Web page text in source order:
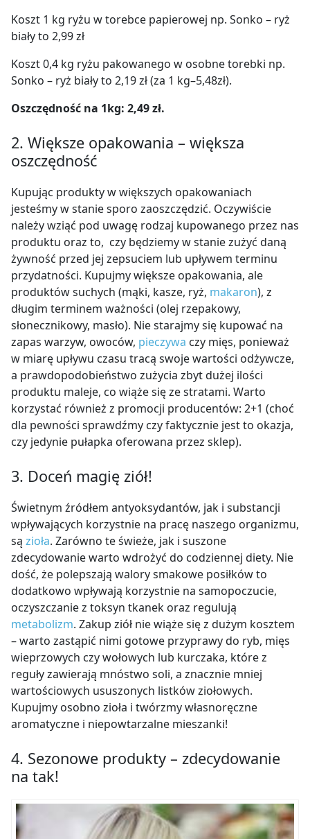
Koszt 1 kg ryżu w torebce papierowej np. Sonko – ryż
biały to 2,99 zł
Koszt 0,4 kg ryżu pakowanego w osobne torebki np.
Sonko – ryż biały to 2,19 zł (za 1 kg–5,48zł).
Oszczędność na 1kg: 2,49 zł.
2. Większe opakowania – większa
oszczędność
Kupując produkty w większych opakowaniach
jesteśmy w stanie sporo zaoszczędzić. Oczywiście
należy wziąć pod uwagę rodzaj kupowanego przez nas
produktu oraz to, czy będziemy w stanie zużyć daną
żywność przed jej zepsuciem lub upływem terminu
przydatności. Kupujmy większe opakowania, ale
produktów suchych (mąki, kasze, ryż, makaron), z
długim terminem ważności (olej rzepakowy,
słonecznikowy, masło). Nie starajmy się kupować na
zapas warzyw, owoców, pieczywa czy mięs, ponieważ
w miarę upływu czasu tracą swoje wartości odżywcze,
a prawdopodobieństwo zużycia zbyt dużej ilości
produktu maleje, co wiąże się ze stratami. Warto
korzystać również z promocji producentów: 2+1 (choć
dla pewności sprawdźmy czy faktycznie jest to okazja,
czy jedynie pułapka oferowana przez sklep).
3. Doceń magię ziół!
Świetnym źródłem antyoksydantów, jak i substancji
wpływających korzystnie na pracę naszego organizmu,
są zioła. Zarówno te świeże, jak i suszone
zdecydowanie warto wdrożyć do codziennej diety. Nie
dość, że polepszają walory smakowe posiłków to
dodatkowo wpływają korzystnie na samopoczucie,
oczyszczanie z toksyn tkanek oraz regulują
metabolizm. Zakup ziół nie wiąże się z dużym kosztem
– warto zastąpić nimi gotowe przyprawy do ryb, mięs
wieprzowych czy wołowych lub kurczaka, które z
reguły zawierają mnóstwo soli, a znacznie mniej
wartościowych ususzonych listków ziołowych.
Kupujmy osobno zioła i twórzmy własnoręczne
aromatyczne i niepowtarzalne mieszanki!
4. Sezonowe produkty – zdecydowanie
na tak!